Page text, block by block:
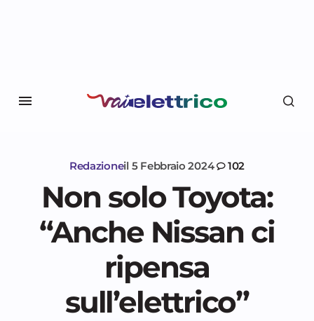
Redazioneil 5 Febbraio 2024 102
Non solo Toyota:
“Anche Nissan ci
ripensa
sull’elettrico”